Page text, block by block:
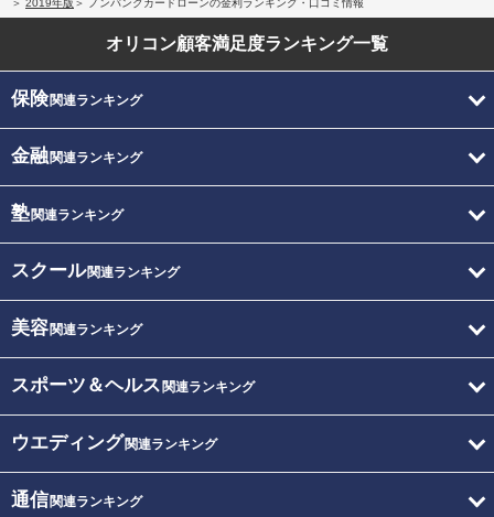
2019年版
ノンバンクカードローンの金利ランキング・口コミ情報
オリコン顧客満足度ランキング一覧
保険関連ランキング
金融関連ランキング
塾関連ランキング
スクール関連ランキング
美容関連ランキング
スポーツ＆ヘルス 関連ランキング
ウエディング関連ランキング
通信関連ランキング